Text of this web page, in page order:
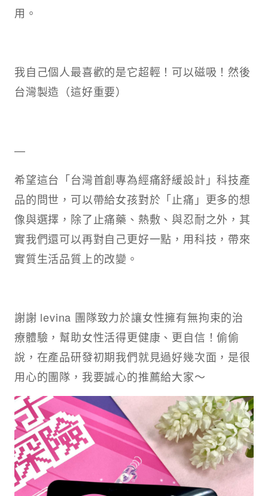
用。
我自己個人最喜歡的是它超輕！可以磁吸！然後
台灣製造（這好重要）
—
希望這台「台灣首創專為經痛舒緩設計」科技產
品的問世，可以帶給女孩對於「止痛」更多的想
像與選擇，除了止痛藥、熱敷、與忍耐之外，其
實我們還可以再對自己更好一點，用科技，帶來
實質生活品質上的改變。
謝謝 levina 團隊致力於讓女性擁有無拘束的治
療體驗，幫助女性活得更健康、更自信！偷偷
說，在產品研發初期我們就見過好幾次面，是很
用心的團隊，我要誠心的推薦給大家～